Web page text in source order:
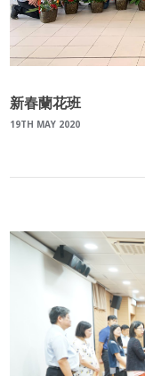
新春蘭花班
19TH MAY 2020